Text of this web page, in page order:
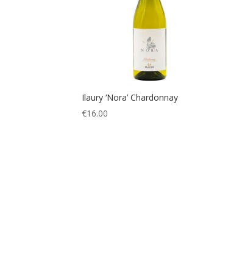
Ilaury ‘Nora’ Chardonnay
€16.00